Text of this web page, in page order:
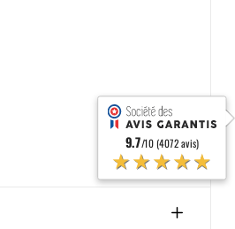
9.7/10 (4072 avis)
★★★★★